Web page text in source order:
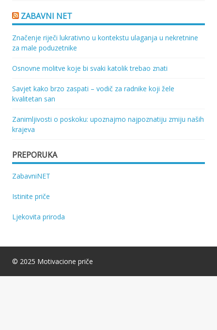
ZABAVNI NET
Značenje riječi lukrativno u kontekstu ulaganja u nekretnine
za male poduzetnike
Osnovne molitve koje bi svaki katolik trebao znati
Savjet kako brzo zaspati – vodič za radnike koji žele
kvalitetan san
Zanimljivosti o poskoku: upoznajmo najpoznatiju zmiju naših
krajeva
PREPORUKA
ZabavniNET
Istinite priče
Ljekovita priroda
© 2025 Motivacione priče